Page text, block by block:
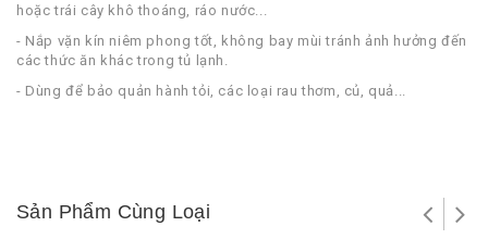
hoặc trái cây khô thoáng, ráo nước...
- Nắp vặn kín niêm phong tốt, không bay mùi tránh ảnh hưởng đến
các thức ăn khác trong tủ lạnh.
- Dùng để bảo quản hành tỏi, các loại rau thơm, củ, quả...
Sản Phẩm Cùng Loại